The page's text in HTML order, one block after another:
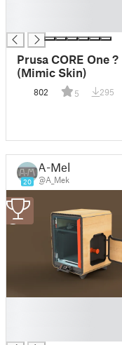
Prusa CORE One ?
(Mimic Skin)
802 5 295
20
A-Mek
@A_Mek
3